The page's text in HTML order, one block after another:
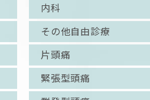
内科
その他自由診療
片頭痛
緊張型頭痛